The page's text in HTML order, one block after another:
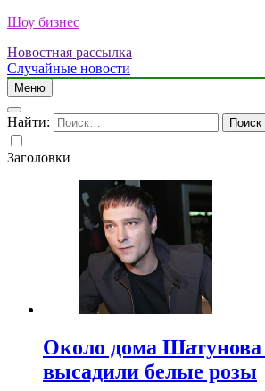
Шоу бизнес
Новостная рассылка
Случайные новости
Меню
Найти:
Заголовки
Около дома
высадили белые розы